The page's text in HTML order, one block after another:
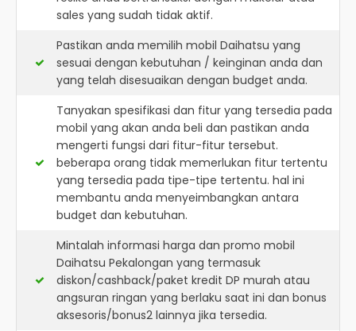
sales yang sudah tidak aktif.
Pastikan anda memilih mobil Daihatsu yang
sesuai dengan kebutuhan / keinginan anda dan
yang telah disesuaikan dengan budget anda.
Tanyakan spesifikasi dan fitur yang tersedia pada
mobil yang akan anda beli dan pastikan anda
mengerti fungsi dari fitur-fitur tersebut.
beberapa orang tidak memerlukan fitur tertentu
yang tersedia pada tipe-tipe tertentu. hal ini
membantu anda menyeimbangkan antara
budget dan kebutuhan.
Mintalah informasi harga dan promo mobil
Daihatsu Pekalongan yang termasuk
diskon/cashback/paket kredit DP murah atau
angsuran ringan yang berlaku saat ini dan bonus
aksesoris/bonus2 lainnya jika tersedia.